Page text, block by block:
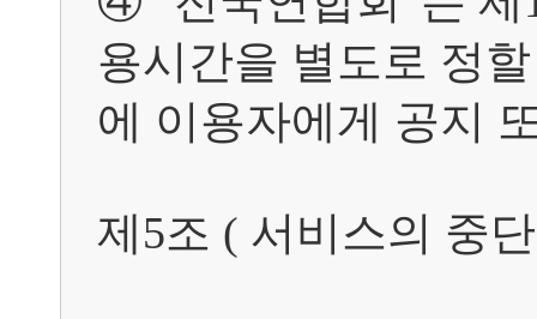
용시간을 별도로 정
에 이용자에게 공지
제5조 ( 서비스의 중